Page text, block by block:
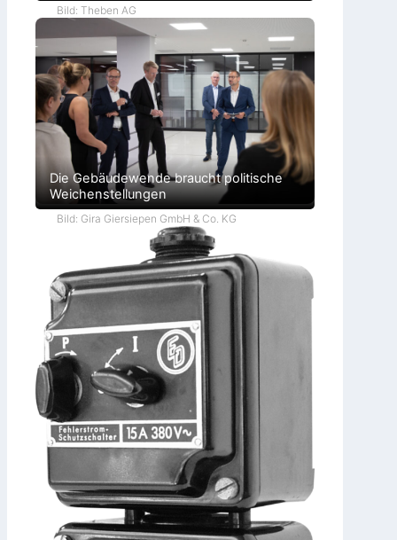
Bild: Theben AG
Die Gebäudewende braucht politische
Weichenstellungen
Bild: Gira Giersiepen GmbH & Co. KG